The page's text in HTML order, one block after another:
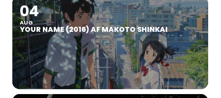
04
AUG
YOUR NAME (2016) AF MAKOTO SHINKAI